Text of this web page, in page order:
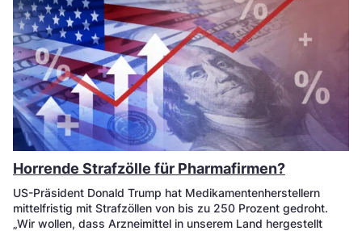
Horrende Strafzölle für Pharmafirmen?
US-Präsident Donald Trump hat Medikamentenherstellern
mittelfristig mit Strafzöllen von bis zu 250 Prozent gedroht.
„Wir wollen, dass Arzneimittel in unserem Land hergestellt